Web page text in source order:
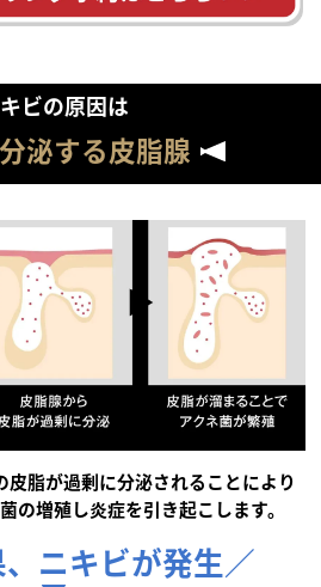
ビの原因は
泌する皮脂腺
脂が過剰に分泌されることにより
の増殖し炎症を引き起こします。
ニキビが発生／